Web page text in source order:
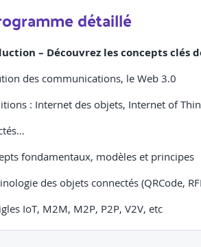
détaillé
– Découvrez les concepts clés
des communications, le Web 3.0
: Internet des objets, Internet of
fondamentaux, modèles et principes
des objets connectés (QRCode,
IoT, M2M, M2P, P2P, V2V, etc
microcontrôleur : Microchip,